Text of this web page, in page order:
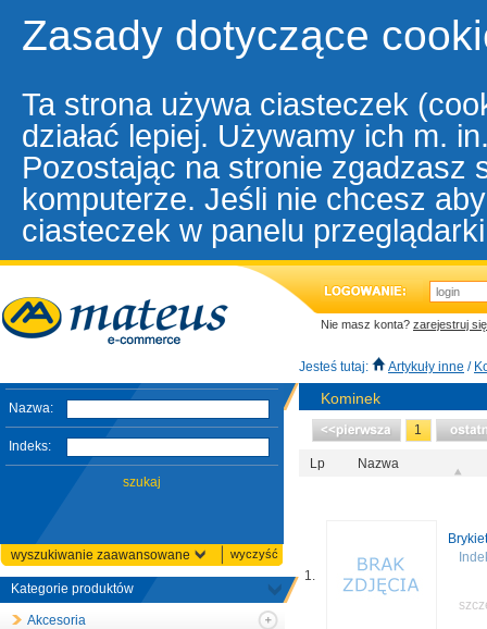
Zasady dotyczące
Ta strona używa ciasteczek
działać lepiej. Używamy ich m.
Pozostając na stronie zgadzasz
komputerze. Jeśli nie chcesz
ciasteczek w panelu
Nie masz konta? zarejestruj się
Jesteś tutaj: Artykuły inne /
Nazwa:
Indeks:
wyszukiwanie zaawansowane wyczyść
Kategorie produktów
Akcesoria
Kominek
1
Lp Nazwa
1.